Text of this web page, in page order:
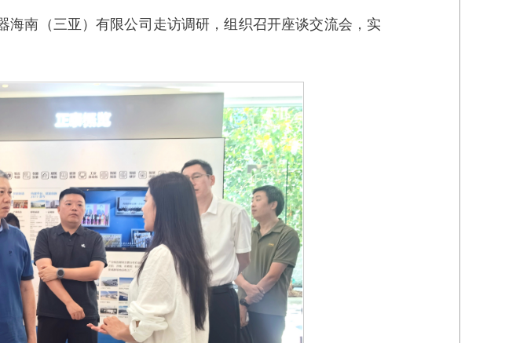
南（三亚）有限公司走访调研，组织召开座谈交流会，实